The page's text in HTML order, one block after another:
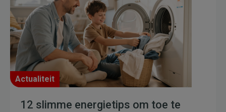
Actualiteit
12 slimme energietips om toe te